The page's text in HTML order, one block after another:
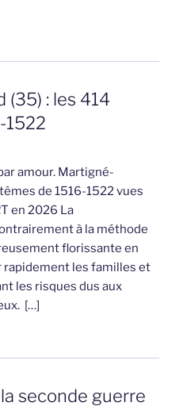
(35) : les 414
1522
amour. Martigné-
de 1516-1522 vues
en 2026 La
à la méthode
florissante en
rapidement les familles et
les risques dus aux
[…]
seconde guerre